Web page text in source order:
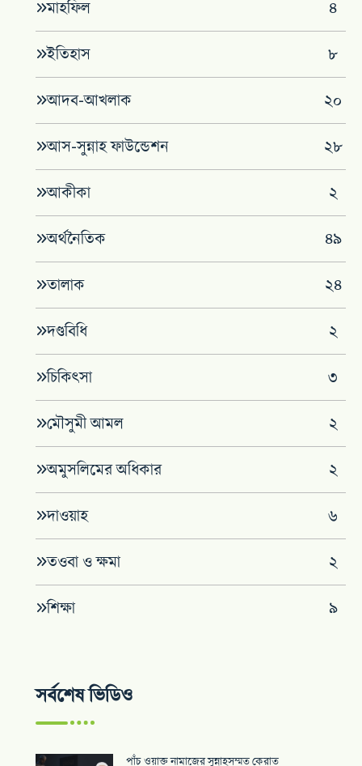
মাহফিল ৪
‌ইতিহাস ৮
আদব-আখলাক ২০
আস-সুন্নাহ ফাউন্ডেশন ২৮
আকীকা ২
অর্থনৈতিক ৪৯
তালাক ২৪
দণ্ডবিধি ২
চিকিৎসা ৩
মৌসুমী আমল ২
অমুসলিমের অধিকার ২
দাওয়াহ ৬
তওবা ও ক্ষমা ২
শিক্ষা ৯
সর্বশেষ ভিডিও
পাঁচ ওয়াক্ত নামাজের সুন্নাহসম্মত কেরাত